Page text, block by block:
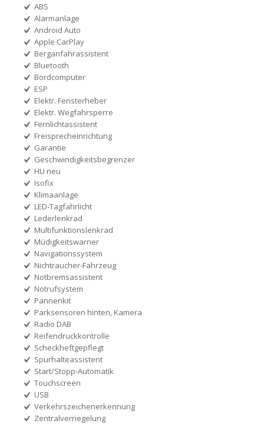
ABS
Alarmanlage
Android Auto
Apple CarPlay
Berganfahrassistent
Bluetooth
Bordcomputer
ESP
Elektr. Fensterheber
Elektr. Wegfahrsperre
Fernlichtassistent
Freisprecheinrichtung
Garantie
Geschwindigkeitsbegrenzer
HU neu
Isofix
Klimaanlage
LED-Tagfahrlicht
Lederlenkrad
Multifunktionslenkrad
Müdigkeitswarner
Navigationssystem
Nichtraucher-Fahrzeug
Notbremsassistent
Notrufsystem
Pannenkit
Parksensoren hinten, Kamera
Radio DAB
Reifendruckkontrolle
Scheckheftgepflegt
Spurhalteassistent
Start/Stopp-Automatik
Touchscreen
USB
Verkehrszeichenerkennung
Zentralverriegelung